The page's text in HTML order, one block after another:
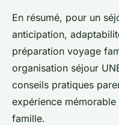
En résumé, pour un
anticipation,
préparation voyage
organisation séjour
conseils pratiques
expérience
famille.